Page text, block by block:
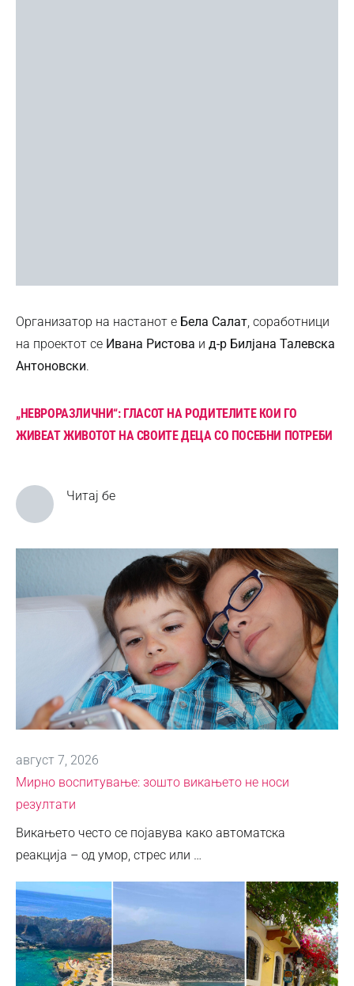
Организатор на настанот е Бела Салат, соработници
на проектот се Ивана Ристова и д-р Билјана Талевска
Антоновски.
„НЕВРОРАЗЛИЧНИ“: ГЛАСОТ НА РОДИТЕЛИТЕ КОИ ГО
ЖИВЕАТ ЖИВОТОТ НА СВОИТЕ ДЕЦА СО ПОСЕБНИ ПОТРЕБИ
Читај бе
август 7, 2026
Мирно воспитување: зошто викањето не носи
резултати
Викањето често се појавува како автоматска
реакција – од умор, стрес или …